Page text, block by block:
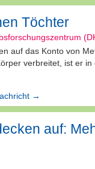
Töchter
auf das Konto von
verbreitet, ist er
→
auf: